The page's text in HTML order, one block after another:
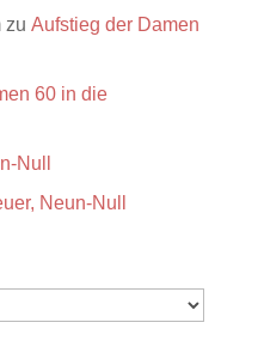
zu Aufstieg der Damen
60 in die
Null
Neun-Null